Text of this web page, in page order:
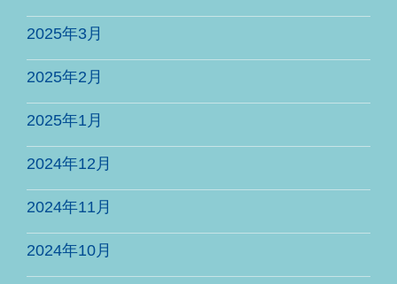
2025年3月
2025年2月
2025年1月
2024年12月
2024年11月
2024年10月